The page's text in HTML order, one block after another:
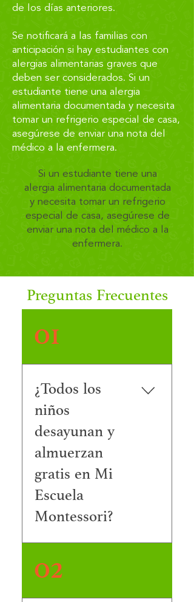
de los días anteriores.
Se notificará a las familias con
anticipación si hay estudiantes con
alergias alimentarias graves que
deben ser considerados. Si un
estudiante tiene una alergia
alimentaria documentada y necesita
tomar un refrigerio especial de casa,
asegúrese de enviar una nota del
médico a la enfermera.
Si un estudiante tiene una
alergia alimentaria documentada
y necesita tomar un refrigerio
especial de casa, asegúrese de
enviar una nota del médico a la
enfermera.
Preguntas Frecuentes
01
¿Todos los
niños
desayunan y
almuerzan
gratis en Mi
Escuela
Montessori?
Públicas del Condado
programa de Provisión
02